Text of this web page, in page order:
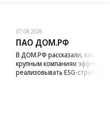
07.08.2026
ПАО ДОМ.РФ
В ДОМ.РФ рассказали, как
крупным компаниям
реализовывать ESG-стратегию